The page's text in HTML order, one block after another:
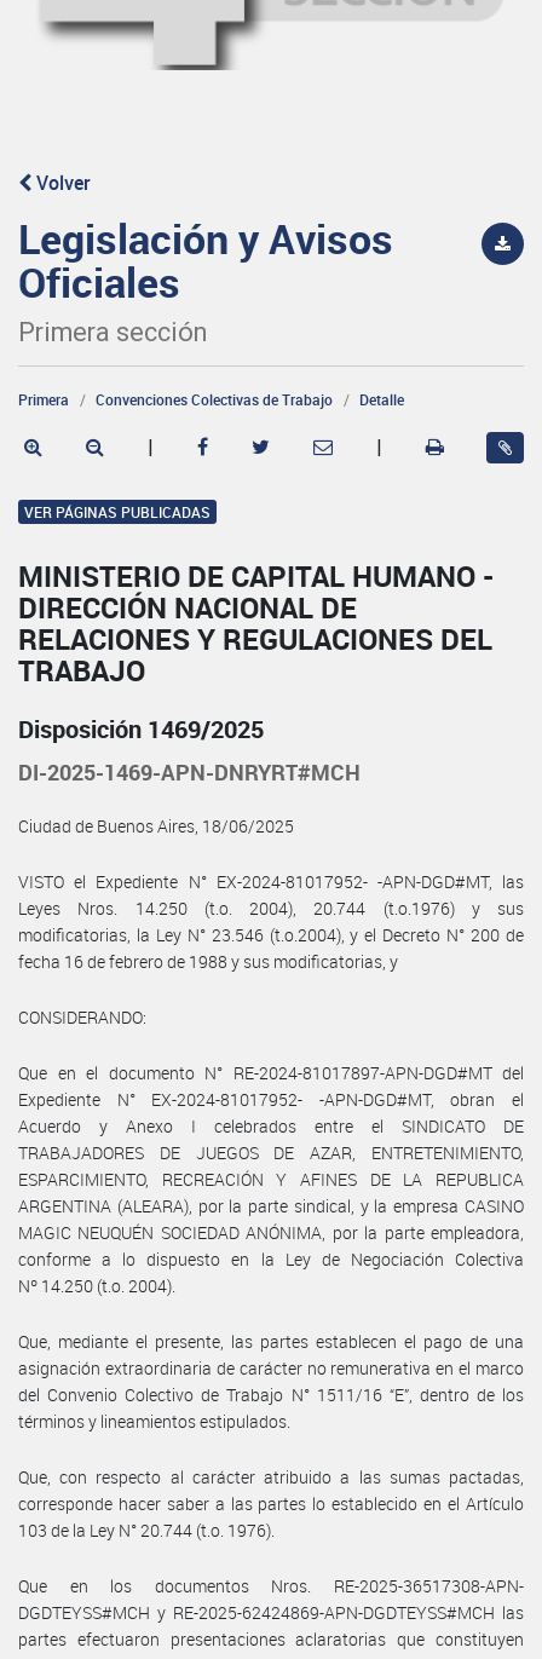
Volver
Legislación y Avisos
Oficiales
Primera sección
Primera Convenciones Colectivas de Trabajo Detalle
| |
VER PÁGINAS PUBLICADAS
MINISTERIO DE CAPITAL HUMANO -
DIRECCIÓN NACIONAL DE
RELACIONES Y REGULACIONES DEL
TRABAJO
Disposición 1469/2025
DI-2025-1469-APN-DNRYRT#MCH
Ciudad de Buenos Aires, 18/06/2025
VISTO el Expediente N° EX-2024-81017952- -APN-DGD#MT, las
Leyes Nros. 14.250 (t.o. 2004), 20.744 (t.o.1976) y sus
modificatorias, la Ley N° 23.546 (t.o.2004), y el Decreto N° 200 de
fecha 16 de febrero de 1988 y sus modificatorias, y
CONSIDERANDO:
Que en el documento N° RE-2024-81017897-APN-DGD#MT del
Expediente N° EX-2024-81017952- -APN-DGD#MT, obran el
Acuerdo y Anexo I celebrados entre el SINDICATO DE
TRABAJADORES DE JUEGOS DE AZAR, ENTRETENIMIENTO,
ESPARCIMIENTO, RECREACIÓN Y AFINES DE LA REPUBLICA
ARGENTINA (ALEARA), por la parte sindical, y la empresa CASINO
MAGIC NEUQUÉN SOCIEDAD ANÓNIMA, por la parte empleadora,
conforme a lo dispuesto en la Ley de Negociación Colectiva
Nº 14.250 (t.o. 2004).
Que, mediante el presente, las partes establecen el pago de una
asignación extraordinaria de carácter no remunerativa en el marco
del Convenio Colectivo de Trabajo N° 1511/16 “E”, dentro de los
términos y lineamientos estipulados.
Que, con respecto al carácter atribuido a las sumas pactadas,
corresponde hacer saber a las partes lo establecido en el Artículo
103 de la Ley N° 20.744 (t.o. 1976).
Que en los documentos Nros. RE-2025-36517308-APN-
DGDTEYSS#MCH y RE-2025-62424869-APN-DGDTEYSS#MCH las
partes efectuaron presentaciones aclaratorias que constituyen